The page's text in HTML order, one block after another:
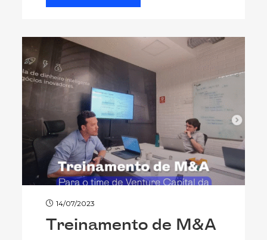
14/07/2023
Treinamento de M&A